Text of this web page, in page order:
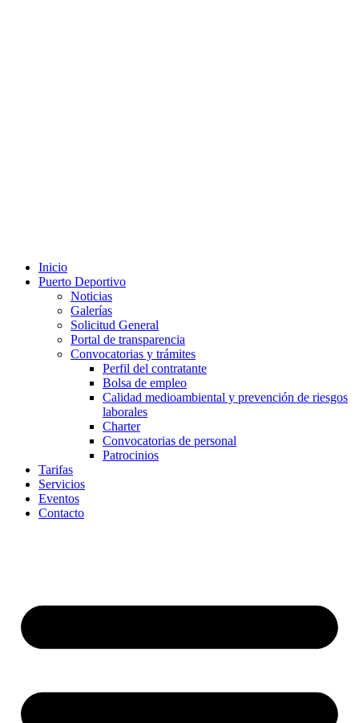
Inicio
Puerto Deportivo
Noticias
Galerías
Solicitud General
Portal de transparencia
Convocatorias y trámites
Perfil del contratante
Bolsa de empleo
Calidad medioambiental y prevención de riesgos
laborales
Charter
Convocatorias de personal
Patrocinios
Tarifas
Servicios
Eventos
Contacto